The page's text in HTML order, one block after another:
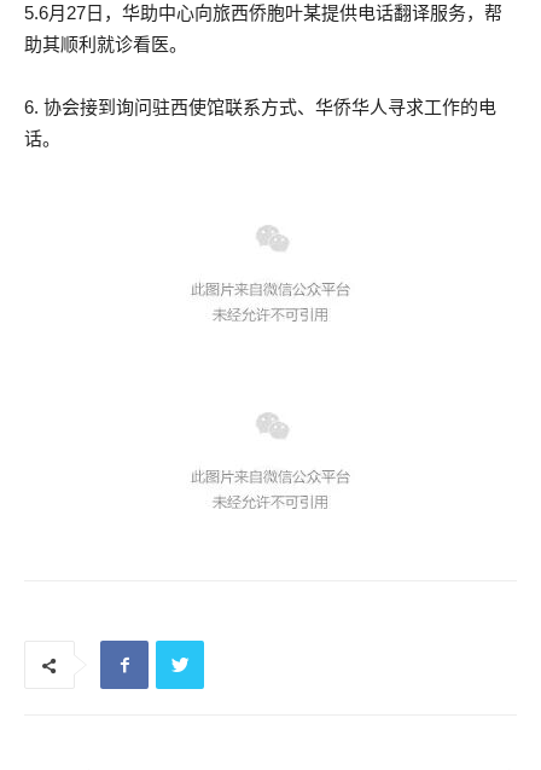
5.6月27日，华助中心向旅西侨胞叶某提供电话翻译服务，帮
助其顺利就诊看医。
6. 协会接到询问驻西使馆联系方式、华侨华人寻求工作的电
话。